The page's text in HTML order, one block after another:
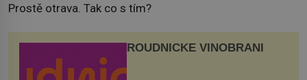
Prostě otrava. Tak co s tím?
ROUDNICKÉ VINOBRANÍ